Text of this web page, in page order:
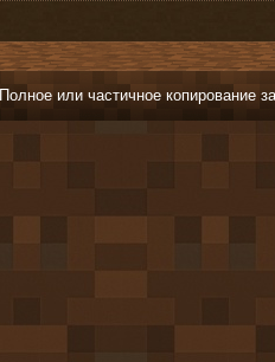
или частичное копирование